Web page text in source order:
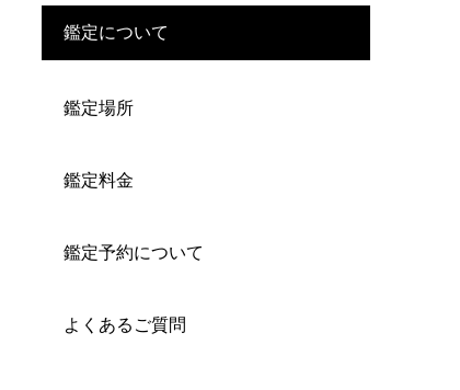
鑑定について
鑑定場所
鑑定料金
鑑定予約について
よくあるご質問